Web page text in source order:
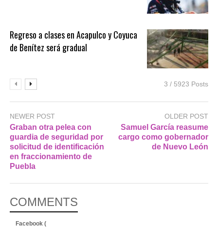
Regreso a clases en Acapulco y Coyuca
de Benítez será gradual
3 / 5923 Posts
NEWER POST
Graban otra pelea con
guardia de seguridad por
solicitud de identificación
en fraccionamiento de
Puebla
OLDER POST
Samuel García reasume
cargo como gobernador
de Nuevo León
COMMENTS
Facebook (